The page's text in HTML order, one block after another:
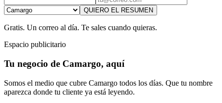
QUIERO EL RESUMEN
Gratis. Un correo al día. Te sales cuando quieras.
Espacio publicitario
Tu negocio de Camargo, aquí
Somos el medio que cubre Camargo todos los días. Que tu nombre
aparezca donde tu cliente ya está leyendo.